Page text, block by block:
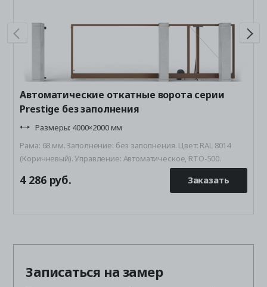
Автоматические откатные ворота серии
Prestige без заполнения
Размеры: 4000×2000 мм
Рама: 68 мм. Заполнение: без заполнения. Цвет: RAL 8014
(Коричневый). Управление: Автоматическое, RTO-500.
4 286 руб. Заказать
Записаться на замер